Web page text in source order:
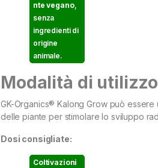
nte vegano,
senza
ingredienti di
origine
animale.
Modalità di utilizzo
GK-Organics® Kalong Grow può
delle piante per stimolare lo sviluppo
Dosi consigliate:
Coltivazioni